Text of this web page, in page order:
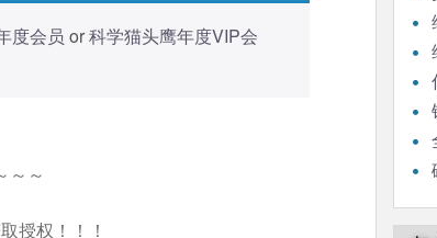
度会员 or科学猫头鹰年度VIP会
～～
授权！！！